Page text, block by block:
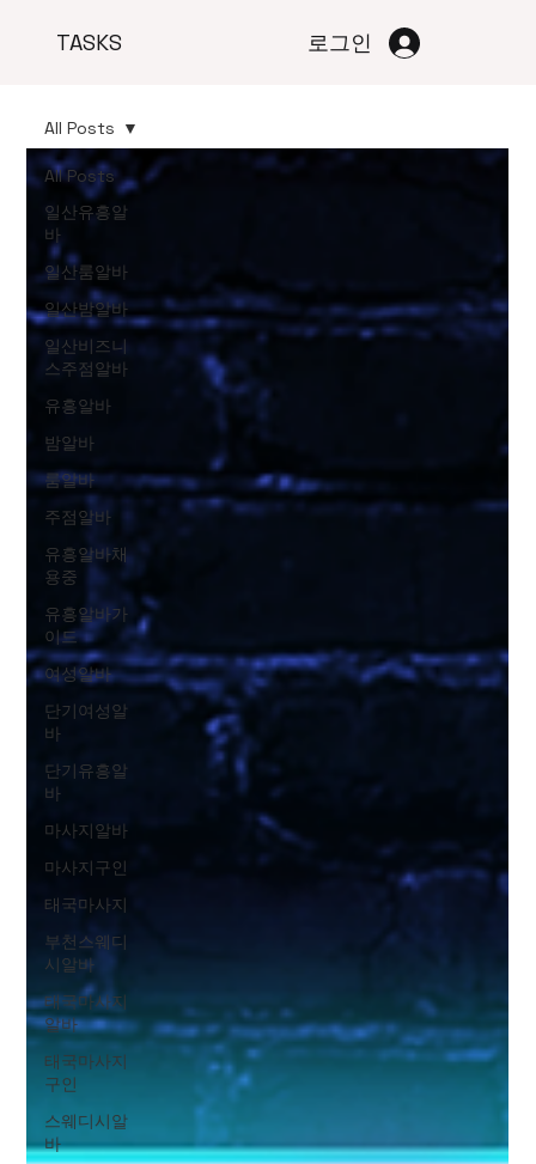
TASKS 로그인
All Posts
일산유흥알
바
일산룸알바
일산밤알바
일산비즈니
스주점알바
유흥알바
밤알바
룸알바
주점알바
유흥알바채
용중
유흥알바가
이드
여성알바
단기여성알
바
단기유흥알
바
마사지알바
마사지구인
태국마사지
부천스웨디
시알바
태국마사지
알바
태국마사지
구인
스웨디시알
바
All Posts